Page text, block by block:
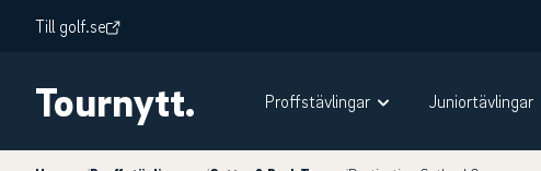
Till golf.se
Tournytt. Proffstävlingar Juniortävlingar